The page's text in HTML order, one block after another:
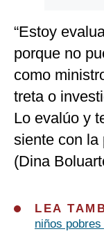
“Estoy
porque no
como
treta o
Lo evalúo y
siente con la
(Dina
LEA
niños